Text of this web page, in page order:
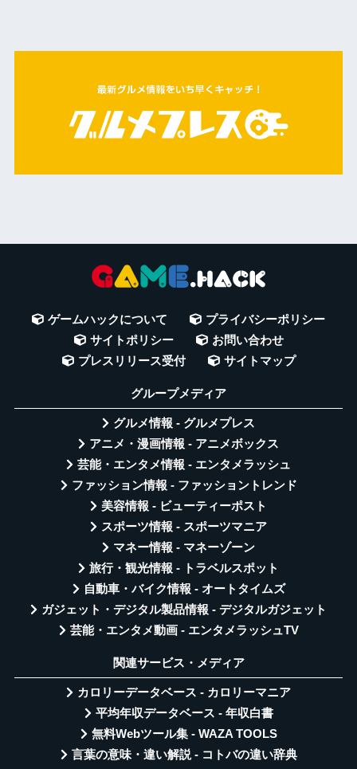
ゲームハックについて
プライバシーポリシー
サイトポリシー
お問い合わせ
プレスリリース受付
サイトマップ
グループメディア
グルメ情報 - グルメプレス
アニメ・漫画情報 - アニメボックス
芸能・エンタメ情報 - エンタメラッシュ
ファッション情報 - ファッショントレンド
美容情報 - ビューティーポスト
スポーツ情報 - スポーツマニア
マネー情報 - マネーゾーン
旅行・観光情報 - トラベルスポット
自動車・バイク情報 - オートタイムズ
ガジェット・デジタル製品情報 - デジタルガジェット
芸能・エンタメ動画 - エンタメラッシュTV
関連サービス・メディア
カロリーデータベース - カロリーマニア
平均年収データベース - 年収白書
無料Webツール集 - WAZA TOOLS
言葉の意味・違い解説 - コトバの違い辞典